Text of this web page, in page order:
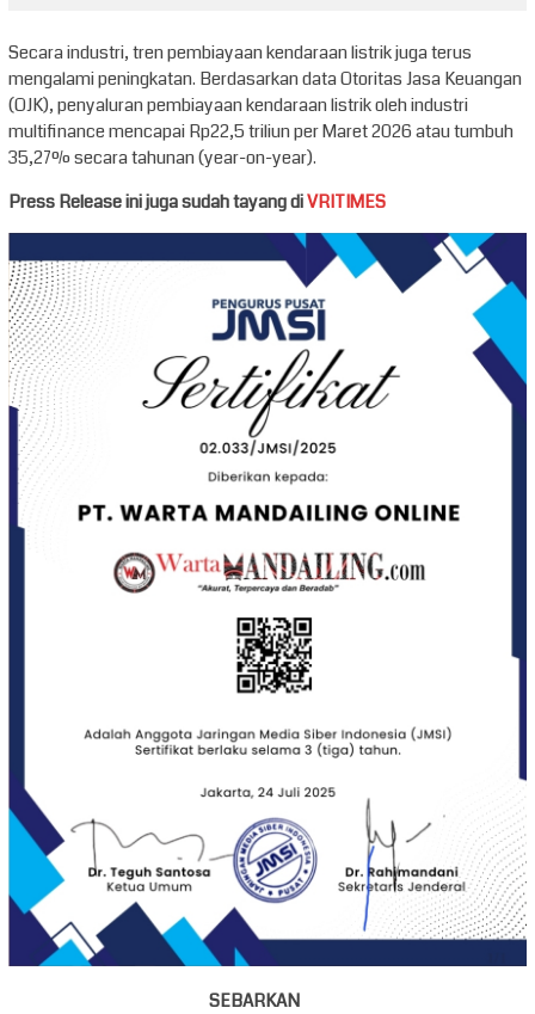
Secara industri, tren pembiayaan kendaraan listrik juga terus
mengalami peningkatan. Berdasarkan data Otoritas Jasa Keuangan
(OJK), penyaluran pembiayaan kendaraan listrik oleh industri
multifinance mencapai Rp22,5 triliun per Maret 2026 atau tumbuh
35,27% secara tahunan (year-on-year).
Press Release ini juga sudah tayang diVRITIMES
SEBARKAN